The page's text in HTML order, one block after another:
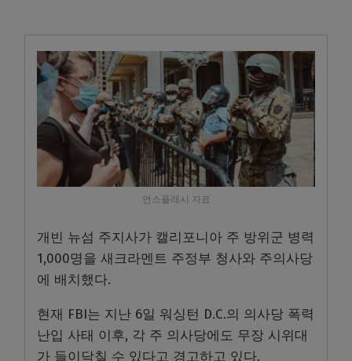
언스플래시 자료
개빈 뉴섬 주지사가 캘리포니아 주 방위군 병력
1,000명을 새크라멘트 주정부 청사와 주의사당
에 배치했다.
현재 FBI는 지난 6일 워싱턴 D.C.의 의사당 폭력
난입 사태 이후, 각 주 의사당에도 무장 시위대
가 들이닥칠 수 있다고 경고하고 있다.